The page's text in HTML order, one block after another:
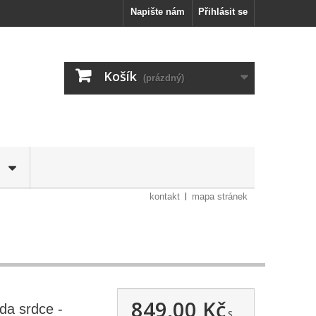
Přihlásit se
Napište nám
Košík (prázdný)
kontakt mapa stránek
srdce - 849,00 Kč